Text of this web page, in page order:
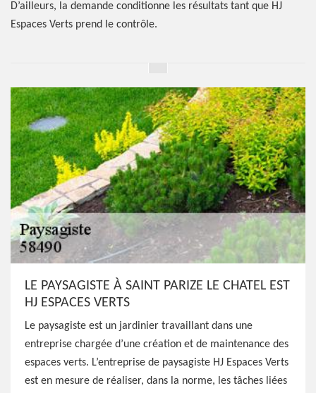
D’ailleurs, la demande conditionne les résultats tant que HJ
Espaces Verts prend le contrôle.
LE PAYSAGISTE À SAINT PARIZE LE CHATEL EST
HJ ESPACES VERTS
Le paysagiste est un jardinier travaillant dans une
entreprise chargée d’une création et de maintenance des
espaces verts. L’entreprise de paysagiste HJ Espaces Verts
est en mesure de réaliser, dans la norme, les tâches liées